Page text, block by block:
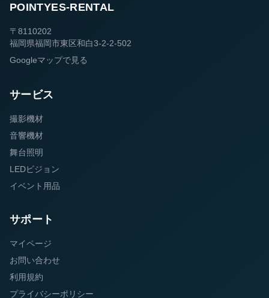
POINTYES-RENTAL
〒8110202
福岡県福岡市東区和白3-2-2-502
Googleマップで見る
サービス
撮影機材
音響機材
舞台照明
LEDビジョン
イベント用品
サポート
マイページ
お問い合わせ
利用規約
プライバシーポリシー